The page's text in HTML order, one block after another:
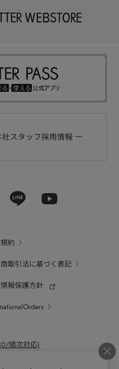
約
取引法に基づく表記
報保護方針
順次対応)
10：30～18：00）